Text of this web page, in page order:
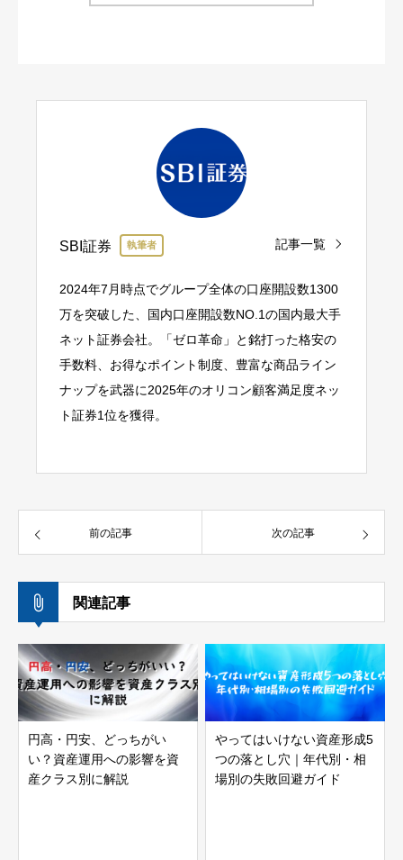
SBI証券 執筆者 記事一覧
2024年7月時点でグループ全体の口座開設数1300
万を突破した、国内口座開設数NO.1の国内最大手
ネット証券会社。「ゼロ革命」と銘打った格安の
手数料、お得なポイント制度、豊富な商品ライン
ナップを武器に2025年のオリコン顧客満足度ネッ
ト証券1位を獲得。
前の記事 次の記事
関連記事
円高・円安、どっちがい
い？資産運用への影響を資
産クラス別に解説
やってはいけない資産形成5
つの落とし穴｜年代別・相
場別の失敗回避ガイド